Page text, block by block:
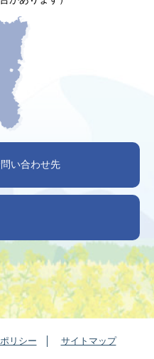
い合わせ先
リシー サイトマップ